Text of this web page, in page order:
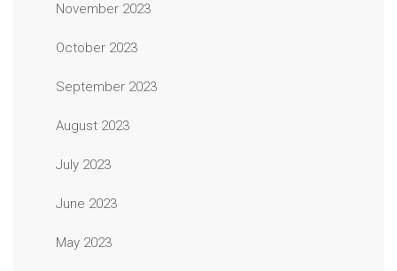
November 2023
October 2023
September 2023
August 2023
July 2023
June 2023
May 2023